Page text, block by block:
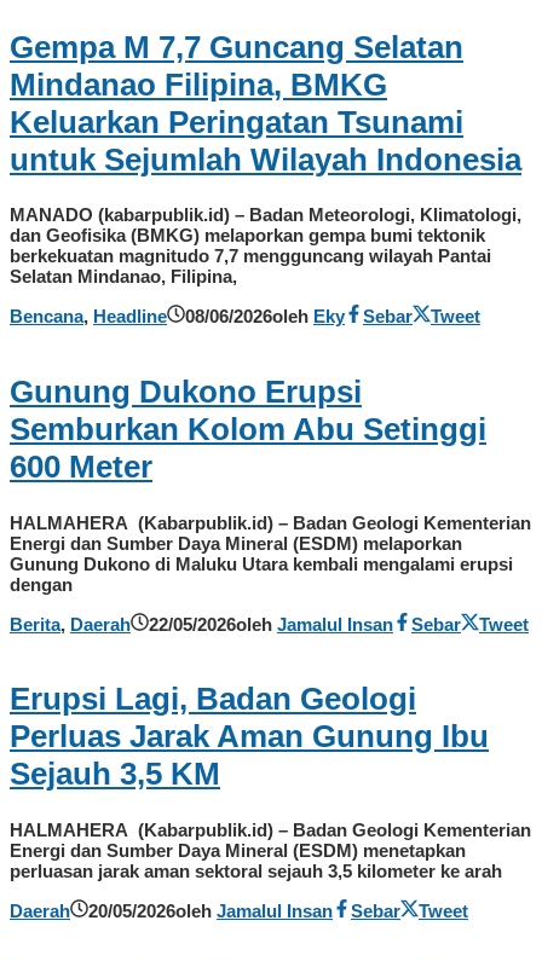
Gempa M 7,7 Guncang Selatan
Mindanao Filipina, BMKG
Keluarkan Peringatan Tsunami
untuk Sejumlah Wilayah Indonesia
MANADO (kabarpublik.id) – Badan Meteorologi, Klimatologi,
dan Geofisika (BMKG) melaporkan gempa bumi tektonik
berkekuatan magnitudo 7,7 mengguncang wilayah Pantai
Selatan Mindanao, Filipina,
Bencana, Headline 08/06/2026oleh Eky Sebar Tweet
Gunung Dukono Erupsi
Semburkan Kolom Abu Setinggi
600 Meter
HALMAHERA (Kabarpublik.id) – Badan Geologi Kementerian
Energi dan Sumber Daya Mineral (ESDM) melaporkan
Gunung Dukono di Maluku Utara kembali mengalami erupsi
dengan
Berita, Daerah 22/05/2026oleh Jamalul Insan Sebar Tweet
Erupsi Lagi, Badan Geologi
Perluas Jarak Aman Gunung Ibu
Sejauh 3,5 KM
HALMAHERA (Kabarpublik.id) – Badan Geologi Kementerian
Energi dan Sumber Daya Mineral (ESDM) menetapkan
perluasan jarak aman sektoral sejauh 3,5 kilometer ke arah
Daerah
20/05/2026oleh Jamalul Insan Sebar Tweet